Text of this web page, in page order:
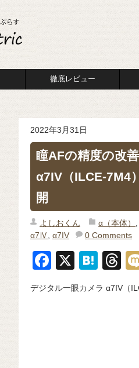
徹底レビュー
2022年3月31日
瞳AFの精度の改
α7IV（ILCE-7M4
開
よしおくん α（本体）
α7Ⅳ
α7IV 0 Comments
F
c
X
H
e
T
e
デジタル一眼カメラ α7IV（